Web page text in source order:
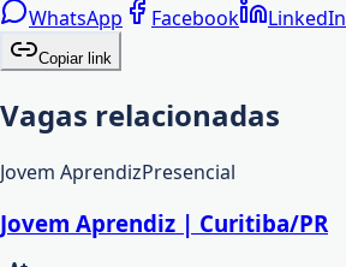
WhatsApp Facebook LinkedIn
Copiar link
Vagas relacionadas
Jovem AprendizPresencial
Jovem Aprendiz | Curitiba/PR